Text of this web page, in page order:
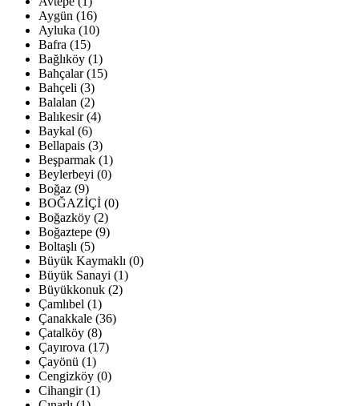
Aygün (16)
Ayluka (10)
Bafra (15)
Bağlıköy (1)
Bahçalar (15)
Bahçeli (3)
Balalan (2)
Balıkesir (4)
Baykal (6)
Bellapais (3)
Beşparmak (1)
Beylerbeyi (0)
Boğaz (9)
BOĞAZİÇİ (0)
Boğazköy (2)
Boğaztepe (9)
Boltaşlı (5)
Büyük Kaymaklı (0)
Büyük Sanayi (1)
Büyükkonuk (2)
Çamlıbel (1)
Çanakkale (36)
Çatalköy (8)
Çayırova (17)
Çayönü (1)
Cengizköy (0)
Cihangir (1)